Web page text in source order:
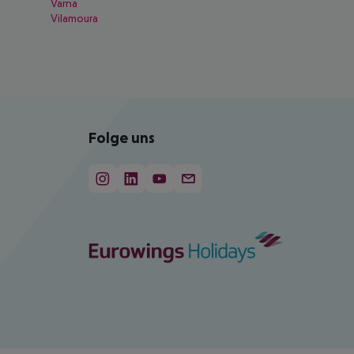
Varna
Vilamoura
Folge uns